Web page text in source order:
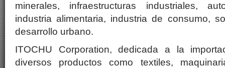
minerales, infraestructuras industriales,
industria alimentaria, industria de consumo,
desarrollo urbano.
ITOCHU Corporation, dedicada a la
diversos productos como textiles,